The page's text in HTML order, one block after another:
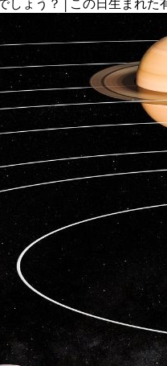
しょう？│この日生まれた